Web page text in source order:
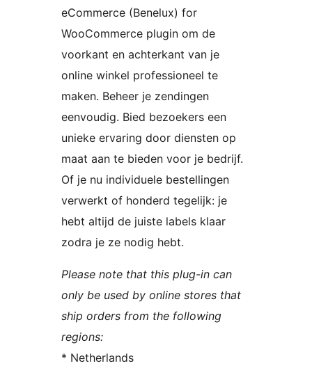
eCommerce (Benelux) for
WooCommerce plugin om de
voorkant en achterkant van je
online winkel professioneel te
maken. Beheer je zendingen
eenvoudig. Bied bezoekers een
unieke ervaring door diensten op
maat aan te bieden voor je bedrijf.
Of je nu individuele bestellingen
verwerkt of honderd tegelijk: je
hebt altijd de juiste labels klaar
zodra je ze nodig hebt.
Please note that this plug-in can
only be used by online stores that
ship orders from the following
regions:
* Netherlands